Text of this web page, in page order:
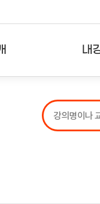
내
강
수강